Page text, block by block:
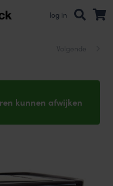
log in
Volgende
kunnen afwijken